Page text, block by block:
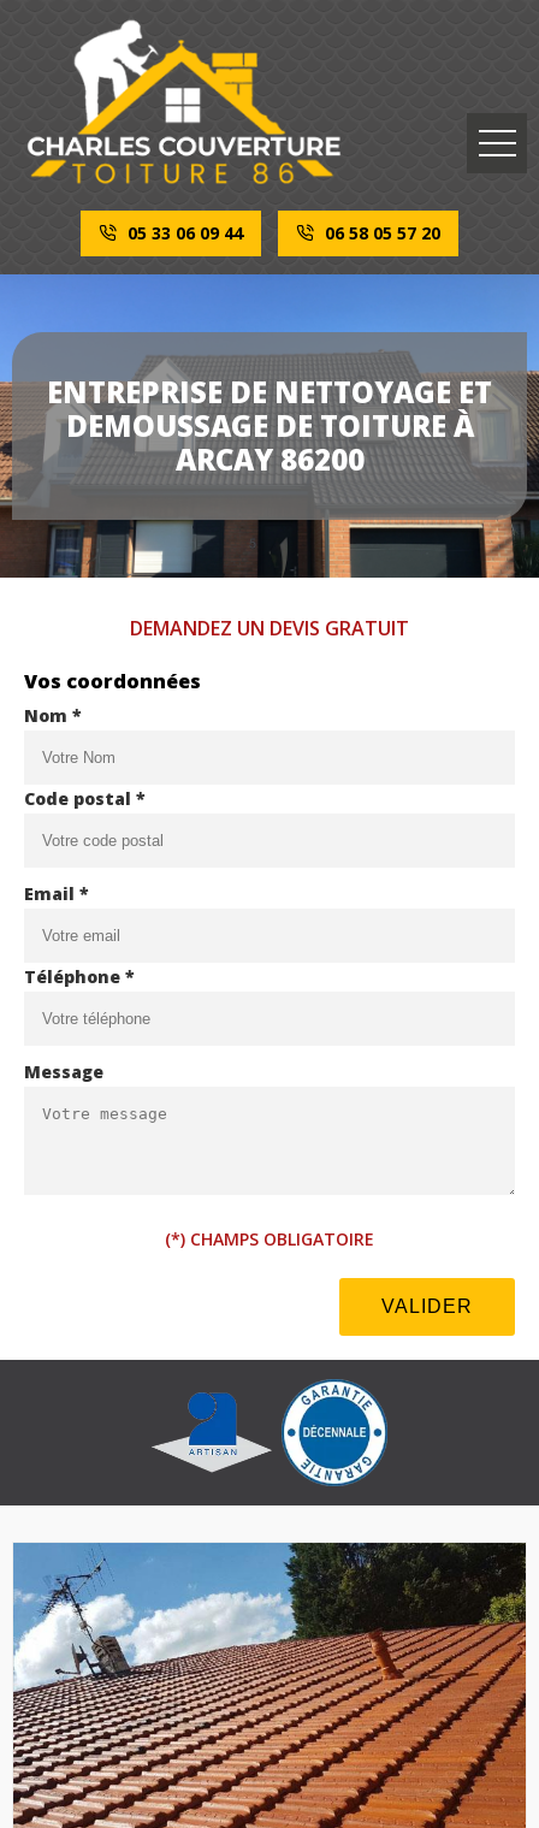
05 33 06 09 44 06 58 05 57 20
ENTREPRISE DE NETTOYAGE ET
DEMOUSSAGE DE TOITURE À
ARCAY 86200
DEMANDEZ UN DEVIS GRATUIT
Vos coordonnées
Nom *
Code postal *
Email *
Téléphone *
Message
(*) CHAMPS OBLIGATOIRE